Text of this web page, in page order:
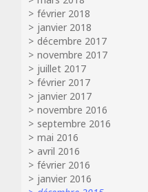
février 2018
janvier 2018
décembre 2017
novembre 2017
juillet 2017
février 2017
janvier 2017
novembre 2016
septembre 2016
mai 2016
avril 2016
février 2016
janvier 2016